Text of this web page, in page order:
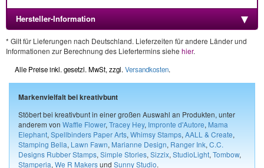
Hersteller-Information
* Gilt für Lieferungen nach Deutschland. Lieferzeiten für andere Länder und
Informationen zur Berechnung des Liefertermins siehe hier.
Alle Preise inkl. gesetzl. MwSt, zzgl. Versandkosten.
Markenvielfalt bei kreativbunt
Stöbert bei kreativbunt in einer großen Auswahl an Produkten, unter
anderem von Waffle Flower, Tracey Hey, Impronte d'Autore, Mama
Elephant, Spellbinders Paper Arts, Whimsy Stamps, AALL & Create,
Stamping Bella, Lawn Fawn, Marianne Design, Ranger Ink, C.C.
Designs Rubber Stamps, Simple Stories, Sizzix, StudioLight, Tombow,
Stamperia, We R Makersund Sunny Studio.